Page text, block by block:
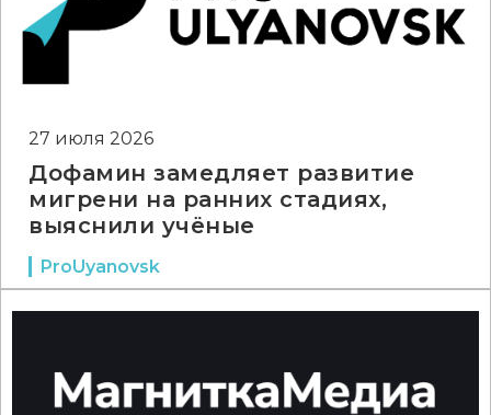
27 июля 2026
Дофамин замедляет развитие
мигрени на ранних стадиях,
выяснили учёные
ProUyanovsk